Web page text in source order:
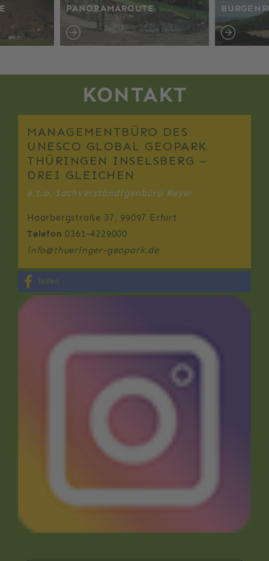
BURGENROUTE
KONTAKT
MANAGEMENTBÜRO DES
UNESCO GLOBAL GEOPARK
THÜRINGEN INSELSBERG –
DREI GLEICHEN
e.t.a. Sachverständigenbüro Reyer
Haarbergstraße 37, 99097 Erfurt
Telefon 0361-4229000
info@thueringer-geopark.de
teilen